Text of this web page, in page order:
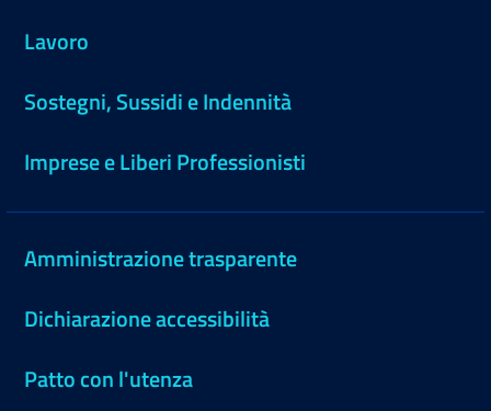
Lavoro
Sostegni, Sussidi e Indennità
Imprese e Liberi Professionisti
Amministrazione trasparente
Dichiarazione accessibilità
Patto con l'utenza